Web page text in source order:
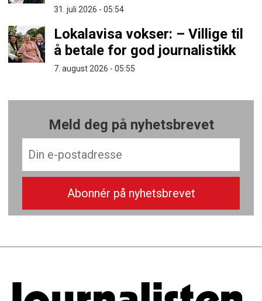
31. juli 2026 - 05:54
Lokalavisa vokser: – Villige til
å betale for god journalistikk
7. august 2026 - 05:55
Meld deg på nyhetsbrevet